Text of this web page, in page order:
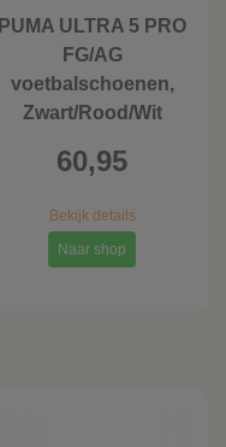
PUMA ULTRA 5 PRO
FG/AG
voetbalschoenen,
Zwart/Rood/Wit
60,95
Bekijk details
Naar shop